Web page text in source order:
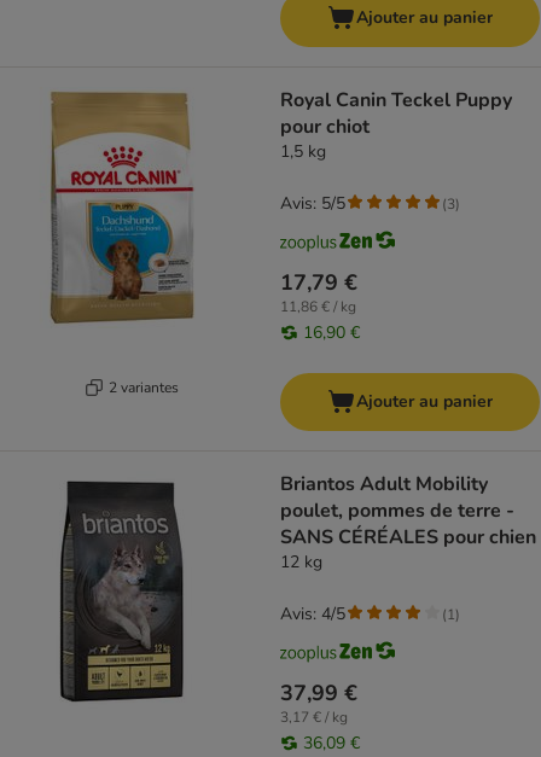
Ajouter au panier
2 variantes
Royal Canin Teckel Puppy
pour chiot
1,5 kg
17,79 €
11,86 € / kg
16,90 €
Avis: 5/5 (3)
Ajouter au panier
Briantos Adult Mobility
poulet, pommes de terre -
SANS CÉRÉALES pour chien
12 kg
37,99 €
3,17 € / kg
36,09 €
Avis: 4/5 (1)